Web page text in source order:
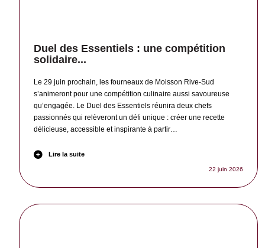
Duel des Essentiels : une compétition
solidaire...
Le 29 juin prochain, les fourneaux de Moisson Rive-Sud
s’animeront pour une compétition culinaire aussi savoureuse
qu’engagée. Le Duel des Essentiels réunira deux chefs
passionnés qui relèveront un défi unique : créer une recette
délicieuse, accessible et inspirante à partir…
Lire la suite
22 juin 2026